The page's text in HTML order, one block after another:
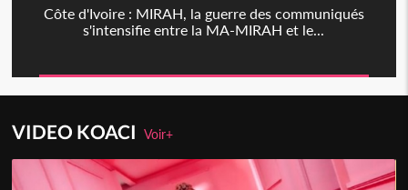
Côte d'Ivoire : MIRAH, la guerre des communiqués
s'intensifie entre la MA-MIRAH et le...
VIDEO KOACIVoir+